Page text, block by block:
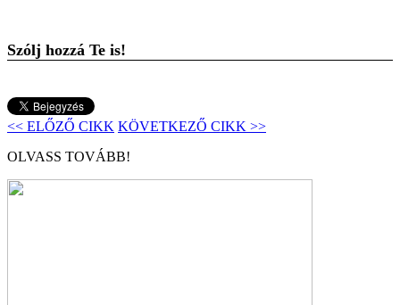
Szólj hozzá Te is!
<< ELŐZŐ CIKK KÖVETKEZŐ CIKK >>
OLVASS TOVÁBB!